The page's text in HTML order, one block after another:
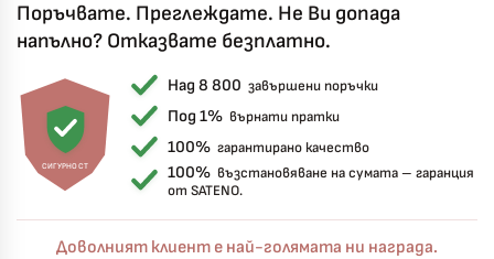
Поръчвате. Преглеждате. Не Ви допада
напълно? Отказвате безплатно.
СИГУРНОСТ
Над 8 800 завършени поръчки
Под 1% върнати пратки
100% гарантирано качество
100% възстановяване на сумата – гаранция
от SATENO.
Доволният клиент е най-голямата ни награда.